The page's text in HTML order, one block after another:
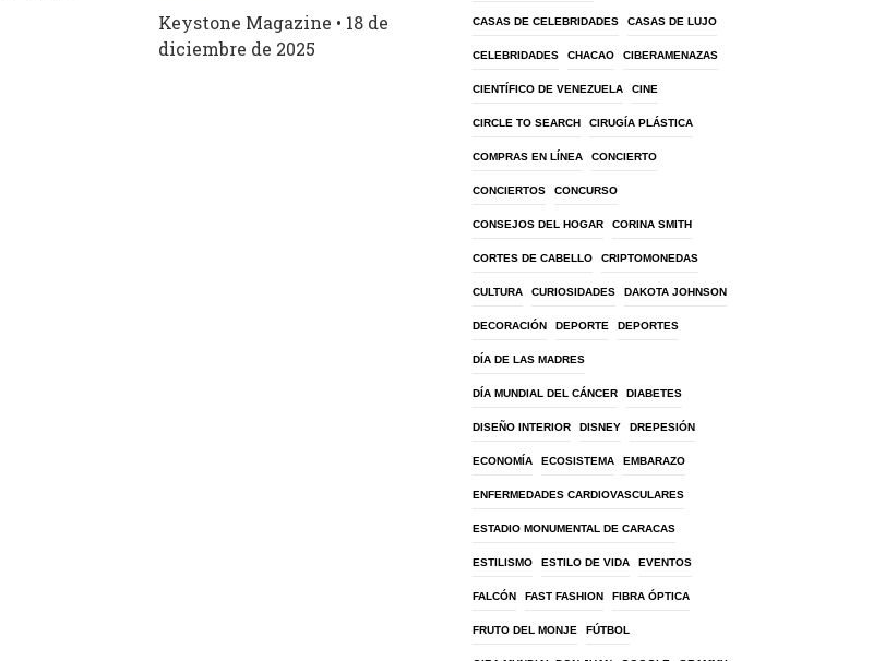
Keystone Magazine
18 de
diciembre de 2025
CASAS DE CELEBRIDADES CASAS DE LUJO
CELEBRIDADES CHACAO CIBERAMENAZAS
CIENTÍFICO DE VENEZUELA CINE
CIRCLE TO SEARCH CIRUGÍA PLÁSTICA
COMPRAS EN LÍNEA CONCIERTO
CONCIERTOS CONCURSO
CONSEJOS DEL HOGAR CORINA SMITH
CORTES DE CABELLO CRIPTOMONEDAS
CULTURA CURIOSIDADES DAKOTA JOHNSON
DECORACIÓN DEPORTE DEPORTES
DÍA DE LAS MADRES
DÍA MUNDIAL DEL CÁNCER DIABETES
DISEÑO INTERIOR DISNEY DREPESIÓN
ECONOMÍA ECOSISTEMA EMBARAZO
ENFERMEDADES CARDIOVASCULARES
ESTADIO MONUMENTAL DE CARACAS
ESTILISMO ESTILO DE VIDA EVENTOS
FALCÓN FAST FASHION FIBRA ÓPTICA
FRUTO DEL MONJE FÚTBOL